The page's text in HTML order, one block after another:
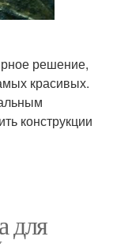
решение,
красивых.
конструкции
для